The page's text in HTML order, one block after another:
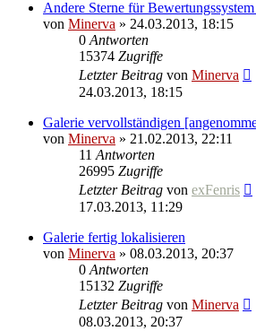
Andere Sterne für Bewertungssystem
von Minerva » 24.03.2013, 18:15
0 Antworten
15374 Zugriffe
Letzter Beitrag von Minerva
24.03.2013, 18:15
Galerie vervollständigen
von Minerva » 21.02.2013, 22:11
11 Antworten
26995 Zugriffe
Letzter Beitrag von exFenris
17.03.2013, 11:29
Galerie fertig lokalisieren
von Minerva » 08.03.2013, 20:37
0 Antworten
15132 Zugriffe
Letzter Beitrag von Minerva
08.03.2013, 20:37